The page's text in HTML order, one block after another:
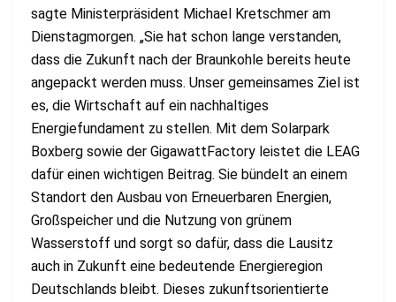
sagte Ministerpräsident Michael Kretschmer am
Dienstagmorgen. „Sie hat schon lange verstanden,
dass die Zukunft nach der Braunkohle bereits heute
angepackt werden muss. Unser gemeinsames Ziel ist
es, die Wirtschaft auf ein nachhaltiges
Energiefundament zu stellen. Mit dem Solarpark
Boxberg sowie der GigawattFactory leistet die LEAG
dafür einen wichtigen Beitrag. Sie bündelt an einem
Standort den Ausbau von Erneuerbaren Energien,
Großspeicher und die Nutzung von grünem
Wasserstoff und sorgt so dafür, dass die Lausitz
auch in Zukunft eine bedeutende Energieregion
Deutschlands bleibt. Dieses zukunftsorientierte